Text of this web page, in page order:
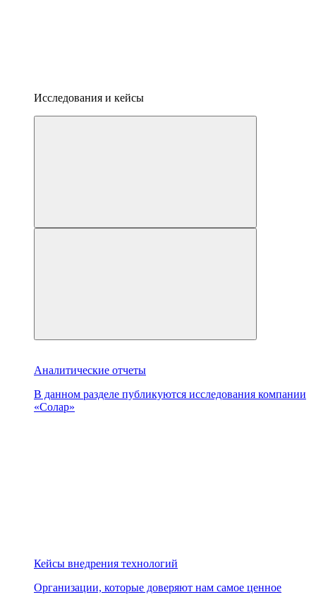
Исследования и кейсы
Аналитические отчеты
В данном разделе публикуются исследования компании
«Солар»
Кейсы внедрения технологий
Организации, которые доверяют нам самое ценное